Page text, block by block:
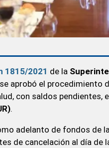
1815/2021 de la
aprobó el procedimiento
con saldos pendientes,
.
adelanto de fondos de
de cancelación al día de